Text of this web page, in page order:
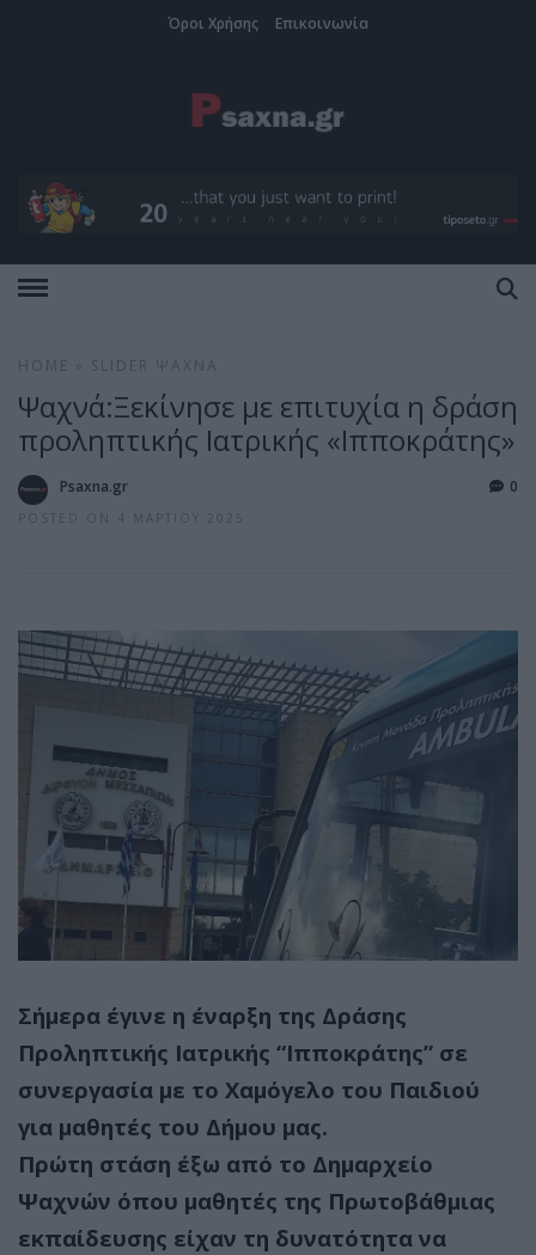
Όροι Χρήσης Επικοινωνία
HOME SLIDER ΨΑΧΝΆ
Ψαχνά:Ξεκίνησε με επιτυχία η δράση
προληπτικής Ιατρικής «Ιπποκράτης»
Psaxna.gr
POSTED ON 4 ΜΑΡΤΊΟΥ 2025
0
Σήμερα έγινε η έναρξη της Δράσης
Προληπτικής Ιατρικής “Ιπποκράτης” σε
συνεργασία με το Χαμόγελο του Παιδιού
για μαθητές του Δήμου μας.
Πρώτη στάση έξω από το Δημαρχείο
Ψαχνών όπου μαθητές της Πρωτοβάθμιας
εκπαίδευσης είχαν τη δυνατότητα να